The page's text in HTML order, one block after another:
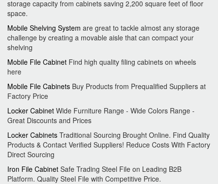
storage capacity from cabinets saving 2,200 square feet of floor
space.
Mobile Shelving System are great to tackle almost any storage
challenge by creating a movable aisle that can compact your
shelving
Mobile File Cabinet Find high quality filing cabinets on wheels
here
Mobile File Cabinets Buy Products from Prequalified Suppliers at
Factory Price
Locker Cabinet Wide Furniture Range - Wide Colors Range -
Great Discounts and Prices
Locker Cabinets Traditional Sourcing Brought Online. Find Quality
Products & Contact Verified Suppliers! Reduce Costs With Factory
Direct Sourcing
Iron File Cabinet Safe Trading Steel File on Leading B2B
Platform. Quality Steel File with Competitive Price.